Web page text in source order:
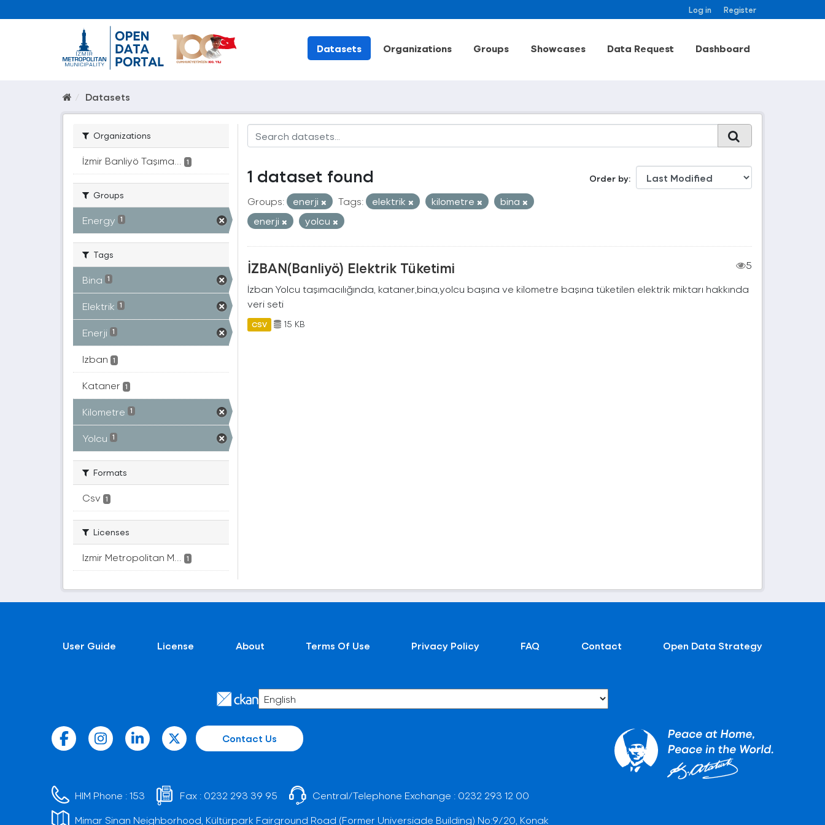
Log in Register
Datasets Organizations Groups Showcases Data Request Dashboard
Datasets
Organizations
İzmir Banliyö Taşıma... 1
Groups
Energy 1
Tags
Bina 1
Elektrik 1
Enerji 1
Izban 1
Kataner 1
Kilometre 1
Yolcu 1
Formats
Csv 1
Licenses
Izmir Metropolitan M... 1
Order by
1 dataset found
Groups: enerji Tags: elektrik kilometre
bina
enerji
yolcu
İZBAN(Banliyö) Elektrik Tüketimi
5
İzban Yolcu taşımacılığında, kataner,bina,yolcu başına ve kilometre başına tüketilen elektrik miktarı hakkında
veri seti
CSV 15 KB
User Guide License About Terms Of Use Privacy Policy FAQ Contact Open Data Strategy
Contact Us
HIM Phone :153 Fax : 0232 293 39 95 Central/Telephone Exchange : 0232 293 12 00
Mimar Sinan Neighborhood, Kültürpark Fairground Road (Former Universiade Building) No:9/20, Konak